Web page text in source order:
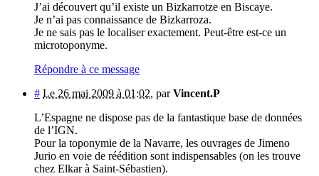
J’ai découvert qu’il existe un Bizkarrotze en Biscaye.
Je n’ai pas connaissance de Bizkarroza.
Je ne sais pas le localiser exactement. Peut-être est-ce un
microtoponyme.
Répondre à ce message
# Le 26 mai 2009 à 01:02, parVincent.P
L’Espagne ne dispose pas de la fantastique base de données
de l’IGN.
Pour la toponymie de la Navarre, les ouvrages de Jimeno
Jurio en voie de réédition sont indispensables (on les trouve
chez Elkar à Saint-Sébastien).